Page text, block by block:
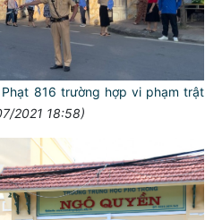
816 trường hợp vi phạm trật
2021 18:58)